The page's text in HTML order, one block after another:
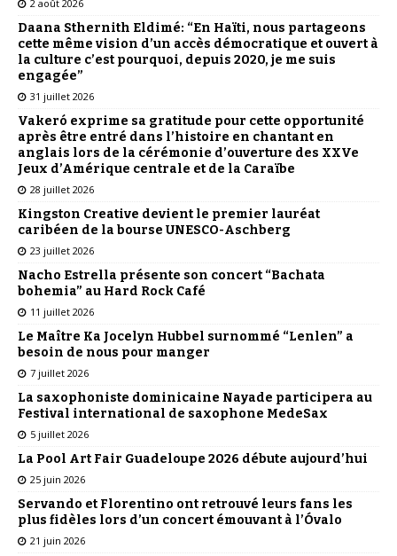
2 août 2026
Daana Sthernith Eldimé: “En Haïti, nous partageons
cette même vision d’un accès démocratique et ouvert à
la culture c’est pourquoi, depuis 2020, je me suis
engagée”
31 juillet 2026
Vakeró exprime sa gratitude pour cette opportunité
après être entré dans l’histoire en chantant en
anglais lors de la cérémonie d’ouverture des XXVe
Jeux d’Amérique centrale et de la Caraïbe
28 juillet 2026
Kingston Creative devient le premier lauréat
caribéen de la bourse UNESCO-Aschberg
23 juillet 2026
Nacho Estrella présente son concert “Bachata
bohemia” au Hard Rock Café
11 juillet 2026
Le Maître Ka Jocelyn Hubbel surnommé “Lenlen” a
besoin de nous pour manger
7 juillet 2026
La saxophoniste dominicaine Nayade participera au
Festival international de saxophone MedeSax
5 juillet 2026
La Pool Art Fair Guadeloupe 2026 débute aujourd’hui
25 juin 2026
Servando et Florentino ont retrouvé leurs fans les
plus fidèles lors d’un concert émouvant à l’Óvalo
21 juin 2026